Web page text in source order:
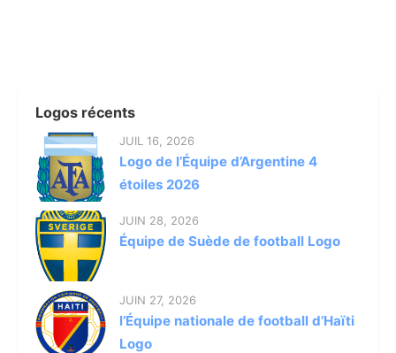
Logos récents
JUIL 16, 2026
Logo de l’Équipe d’Argentine 4
étoiles 2026
JUIN 28, 2026
Équipe de Suède de football Logo
JUIN 27, 2026
l’Équipe nationale de football d’Haïti
Logo